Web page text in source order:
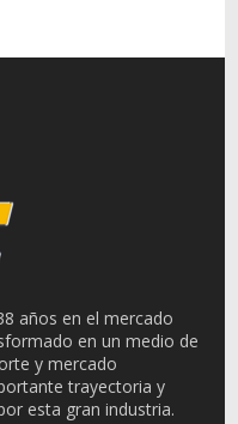
años en el mercado
en un medio de
y mercado
trayectoria y
esta gran industria.